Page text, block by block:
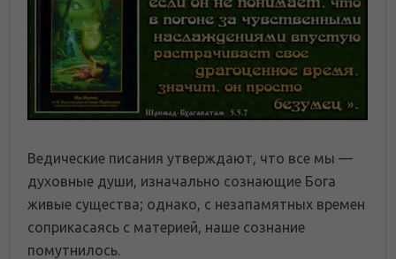
Ведические писания утверждают, что все мы —
духовные души, изначально сознающие Бога
живые существа; однако, с незапамятных времен
соприкасаясь с материей, наше сознание
помутнилось.